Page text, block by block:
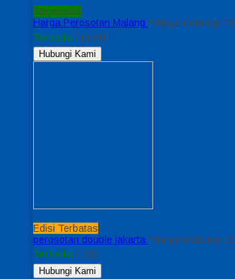
Terpopuler
Harga Perosotan Malang *Harga Hubungi CS
Tersedia / prs41
Hubungi Kami
Edisi Terbatas
perosotan double jakarta *Harga Hubungi CS
Tersedia / 100
Hubungi Kami